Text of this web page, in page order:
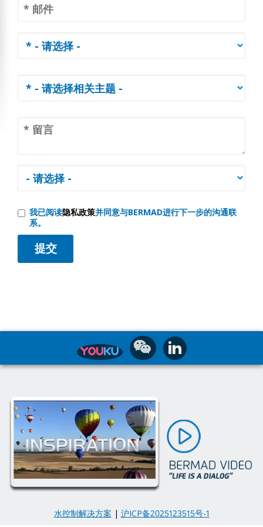
我已阅读隐私政策并同意与BERMAD进行下一步的沟通联
系。
水控制解决方案 | 沪ICP备2025123515号-1